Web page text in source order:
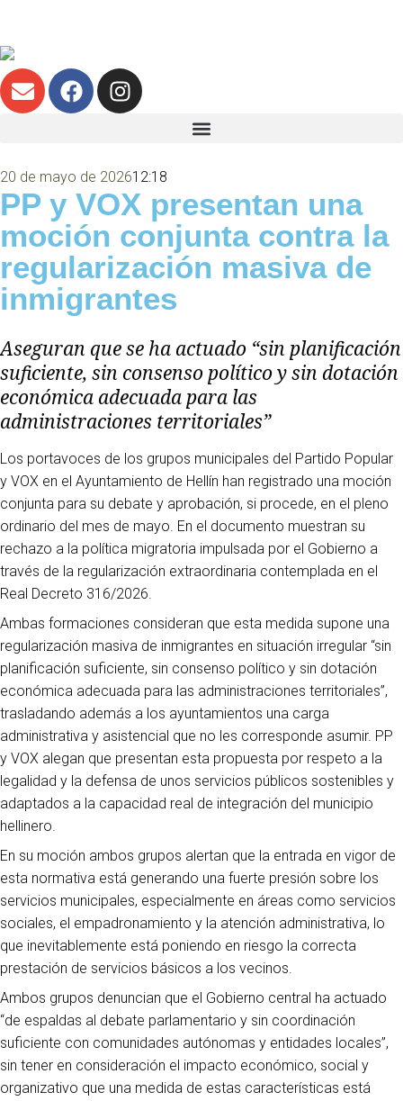
20 de mayo de 202612:18
PP y VOX presentan una
moción conjunta contra la
regularización masiva de
inmigrantes
Aseguran que se ha actuado “sin planificación
suficiente, sin consenso político y sin dotación
económica adecuada para las
administraciones territoriales”
Los portavoces de los grupos municipales del Partido Popular
y VOX en el Ayuntamiento de Hellín han registrado una moción
conjunta para su debate y aprobación, si procede, en el pleno
ordinario del mes de mayo. En el documento muestran su
rechazo a la política migratoria impulsada por el Gobierno a
través de la regularización extraordinaria contemplada en el
Real Decreto 316/2026.
Ambas formaciones consideran que esta medida supone una
regularización masiva de inmigrantes en situación irregular “sin
planificación suficiente, sin consenso político y sin dotación
económica adecuada para las administraciones territoriales”,
trasladando además a los ayuntamientos una carga
administrativa y asistencial que no les corresponde asumir. PP
y VOX alegan que presentan esta propuesta por respeto a la
legalidad y la defensa de unos servicios públicos sostenibles y
adaptados a la capacidad real de integración del municipio
hellinero.
En su moción ambos grupos alertan que la entrada en vigor de
esta normativa está generando una fuerte presión sobre los
servicios municipales, especialmente en áreas como servicios
sociales, el empadronamiento y la atención administrativa, lo
que inevitablemente está poniendo en riesgo la correcta
prestación de servicios básicos a los vecinos.
Ambos grupos denuncian que el Gobierno central ha actuado
“de espaldas al debate parlamentario y sin coordinación
suficiente con comunidades autónomas y entidades locales”,
sin tener en consideración el impacto económico, social y
organizativo que una medida de estas características está